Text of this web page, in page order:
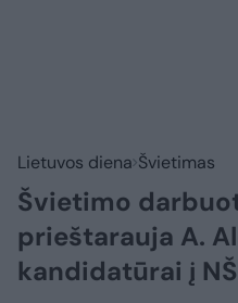
Lietuvos diena Švietimas
Švietimo
prieštarauja A.
kandidatūrai į